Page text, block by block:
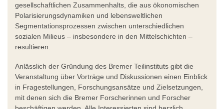
gesellschaftlichen Zusammenhalts, die aus ökonomischen
Polarisierungsdynamiken und lebensweltlichen
Segmentationsprozessen zwischen unterschiedlichen
sozialen Milieus – insbesondere in den Mittelschichten –
resultieren.
Anlässlich der Gründung des Bremer Teilinstituts gibt die
Veranstaltung über Vorträge und Diskussionen einen Einblick
in Fragestellungen, Forschungsansätze und Zielsetzungen,
mit denen sich die Bremer Forscherinnen und Forscher